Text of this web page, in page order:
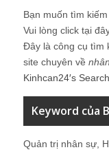
Bạn muốn tìm
Vui lòng click tại
Đây là công cụ tìm
site chuyên về
Kinhcan24′s Search
Keyword của
Quản trị nhân sự,